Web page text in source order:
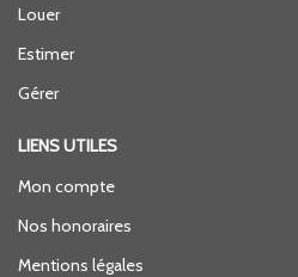
Louer
Estimer
Gérer
LIENS UTILES
Mon compte
Nos honoraires
Mentions légales